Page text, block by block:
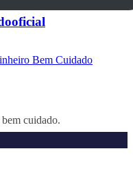
Bem Cuidado
cuidado.